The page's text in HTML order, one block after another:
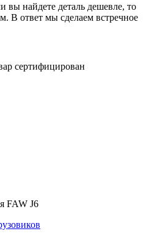
вы найдете деталь дешевле, то
В ответ мы сделаем встречное
сертифицирован
FAW J6